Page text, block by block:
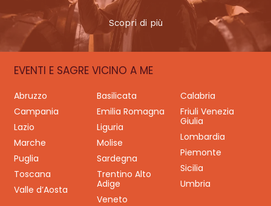
Scopri di più
EVENTI E SAGRE VICINO A ME
Abruzzo Basilicata
Calabria
Campania
Emilia Romagna
Friuli Venezia
Giulia
Lazio
Liguria
Lombardia
Marche
Molise
Piemonte
Puglia
Sardegna
Sicilia
Toscana
Trentino Alto
Adige
Umbria
Valle d’Aosta
Veneto